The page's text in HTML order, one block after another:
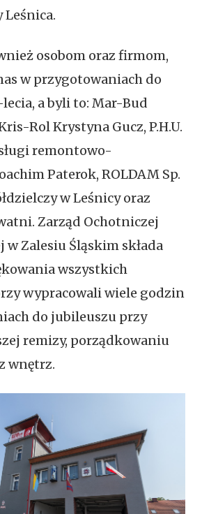
osobom oraz firmom,
w przygotowaniach do
a byli to: Mar-Bud
Rol Krystyna Gucz, P.H.U.
remontowo-
Paterok, ROLDAM Sp.
w Leśnicy oraz
Zarząd Ochotniczej
w Zalesiu Śląskim składa
wszystkich
wypracowali wiele godzin
do jubileuszu przy
remizy, porządkowaniu
wnętrz.